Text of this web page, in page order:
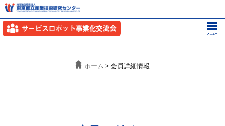
ホーム > 会員詳細情報